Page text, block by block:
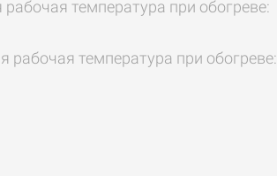
температура при обогреве:
рабочая температура при обогреве: